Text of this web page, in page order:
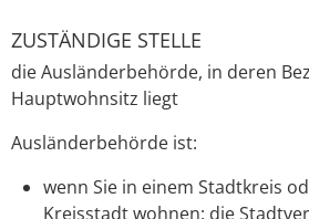
ZUSTÄNDIGE STELLE
die Ausländerbehörde, in deren
Hauptwohnsitz liegt
Ausländerbehörde ist:
wenn Sie in einem Stadtkreis
Kreisstadt wohnen: die